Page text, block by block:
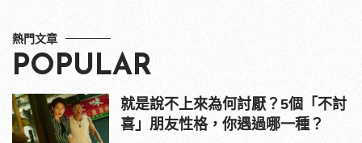
熱門文章
POPULAR
就是說不上來為何討厭？5個「不討
喜」朋友性格，你遇過哪一種？